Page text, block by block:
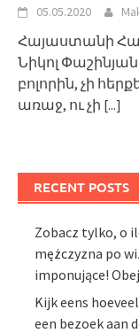
05.05.2020
Հայաստանի
Նիկոլ
բոլորին, չի
առաջ, ու չի [...]
RECENT POSTS
Zobacz tylko, o
mężczyzna po
imponujące!
Kijk eens
een bezoek aan